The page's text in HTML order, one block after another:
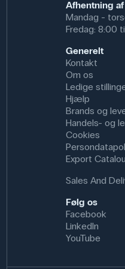
Antal huller: 6
Dimensioner: (h) 40 mm
Afhentning
Mandag -
Fredag: 8:00
Generelt
Kontakt
Om os
Ledige
Hjælp
Brands og
Handels- og
Cookies
Export
Sales And
Følg os
Facebook
LinkedIn
YouTube